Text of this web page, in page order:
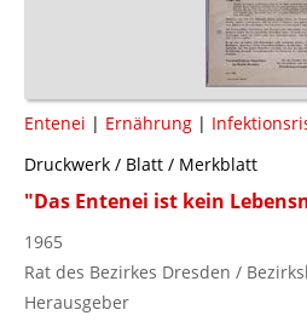
Entenei | Ernährung |
Druckwerk / Blatt / Merkblatt
"Das Entenei ist kein
1965
Rat des Bezirkes Dresden /
Herausgeber